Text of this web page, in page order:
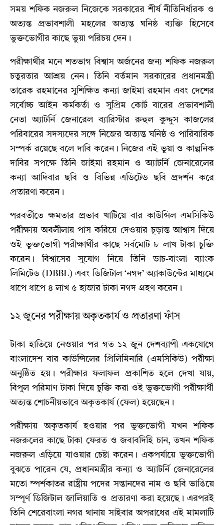
সময় শফিক নজরুল নিজেকে সরকারের শীর্ষ নীতিনির্ধারক ও
অত্যন্ত প্রভাবশালী মহলের অত্যন্ত ঘনিষ্ঠ ব্যক্তি হিসেবে
ভুক্তভোগীর কাছে ভুয়া পরিচয় দেন।
পরীক্ষার্থীর মনে শতভাগ বিশ্বাস অর্জনের জন্য শফিক নজরুল
চতুরতার আশ্রয় নেন। তিনি বর্তমান সরকারের প্রধানমন্ত্রী
তারেক রহমানের সুশিক্ষিত কন্যা জাইমা রহমান এবং দেশের
সর্বোচ্চ আইন কর্মকর্তা ও সুপ্রিম কোর্ট বারের প্রভাবশালী
নেতা অ্যাটর্নি জেনারেল ব্যারিস্টার রুহুল কুদ্দুস কাজলের
পরিবারের সদস্যদের সঙ্গে নিজের অত্যন্ত ঘনিষ্ঠ ও পারিবারিক
সম্পর্ক রয়েছে বলে দাবি করেন। নিজের এই ভুয়া ও কাল্পনিক
দাবির সপক্ষে তিনি জাইমা রহমান ও অ্যাটর্নি জেনারেলের
কন্যা আদিবার ছবি ও বিভিন্ন এডিটেড ছবি প্রদর্শন করে
প্রতারণা করেন।
পরবর্তীতে ক্ষমতার প্রভাব খাটিয়ে বার কাউন্সিল এমসিকিউ
পরীক্ষায় অবলীলায় পাস করিয়ে দেওয়ার চূড়ান্ত আশ্বাস দিয়ে
ওই ভুক্তভোগী পরীক্ষার্থীর কাছে সর্বমোট ৮ লাখ টাকা চুক্তি
করেন। বিশ্বাসের সুযোগ নিয়ে তিনি ডাচ-বাংলা ব্যাংক
লিমিটেড (DBBL) এবং ডিজিটাল ‘নগদ’ অ্যাকাউন্টের মাধ্যমে
ধাপে ধাপে ৪ লাখ ৫ হাজার টাকা নগদ গ্রহণ করেন।
১২ জুনের পরীক্ষায় অকৃতকার্য ও প্রতারণা ফাঁস
টাকা হাতিয়ে নেওয়ার পর গত ১২ জুন দেশব্যাপী একযোগে
বাংলাদেশ বার কাউন্সিলের প্রিলিমিনারি (এমসিকিউ) পরীক্ষা
অনুষ্ঠিত হয়। পরীক্ষার ফলাফল প্রকাশিত হলে দেখা যায়,
বিপুল পরিমাণ টাকা দিয়ে চুক্তি করা ওই ভুক্তভোগী পরীক্ষার্থী
অত্যন্ত শোচনীয়ভাবে অকৃতকার্য (ফেল) হয়েছেন।
পরীক্ষায় অকৃতকার্য হওয়ার পর ভুক্তভোগী যখন শফিক
নজরুলের কাছে টাকা ফেরত ও জবাবদিহি চান,তখন শফিক
নজরুল এড়িয়ে যাওয়ার চেষ্টা করেন। একপর্যায়ে ভুক্তভোগী
বুঝতে পারেন যে,প্রধানমন্ত্রীর কন্যা ও অ্যাটর্নি জেনারেলের
মতো স্পর্শকাতর রাষ্ট্রীয় পদের সন্তানদের নাম ও ছবি ভাঙিয়ে
সম্পূর্ণ ডিজিটাল জালিয়াতি ও প্রতারণা করা হয়েছে। এরপরই
তিনি শেরেবাংলা নগর থানায় সাইবার অপরাধের এই মামলাটি